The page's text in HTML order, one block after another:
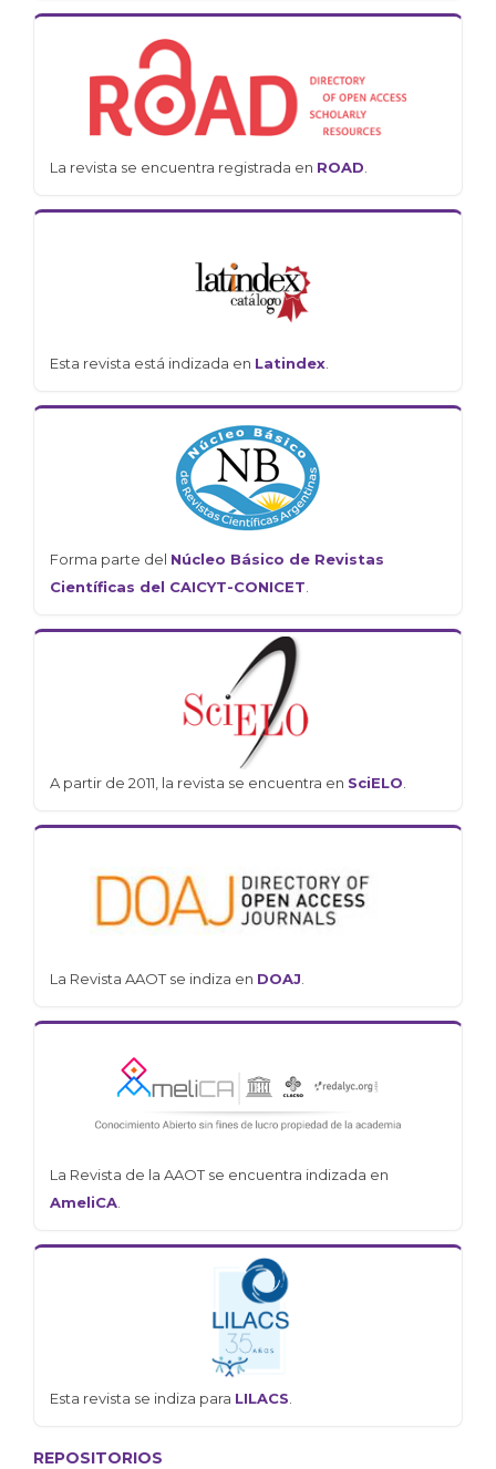
La revista se encuentra registrada en ROAD
Esta revista está indizada en Latindex
Forma parte del Núcleo Básico de Revistas
Científicas del CAICYT-CONICET
A partir de 2011, la revista se encuentra en SciELO
La Revista AAOT se indiza en DOAJ
La Revista de la AAOT se encuentra indizada en
AmeliCA
Esta revista se indiza para LILACS
REPOSITORIOS